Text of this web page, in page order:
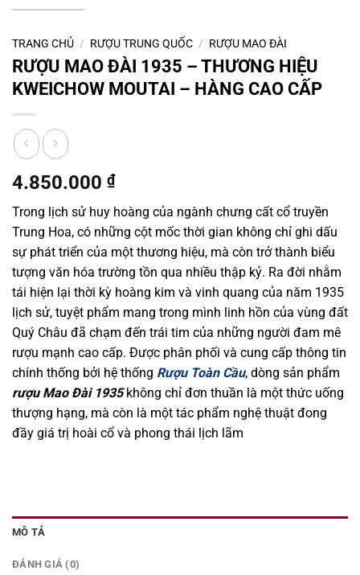
TRANG CHỦ / RƯỢU TRUNG QUỐC / RƯỢU MAO ĐÀI
RƯỢU MAO ĐÀI 1935 – THƯƠNG HIỆU
KWEICHOW MOUTAI – HÀNG CAO CẤP
4.850.000 ₫
Trong lịch sử huy hoàng của ngành chưng cất cổ truyền
Trung Hoa, có những cột mốc thời gian không chỉ ghi dấu
sự phát triển của một thương hiệu, mà còn trở thành biểu
tượng văn hóa trường tồn qua nhiều thập kỷ. Ra đời nhằm
tái hiện lại thời kỳ hoàng kim và vinh quang của năm 1935
lịch sử, tuyệt phẩm mang trong mình linh hồn của vùng đất
Quý Châu đã chạm đến trái tim của những người đam mê
rượu mạnh cao cấp. Được phân phối và cung cấp thông tin
chính thống bởi hệ thống Rượu Toàn Cầu, dòng sản phẩm
rượu Mao Đài 1935không chỉ đơn thuần là một thức uống
thượng hạng, mà còn là một tác phẩm nghệ thuật đong
đầy giá trị hoài cổ và phong thái lịch lãm
MÔ TẢ
ĐÁNH GIÁ (0)